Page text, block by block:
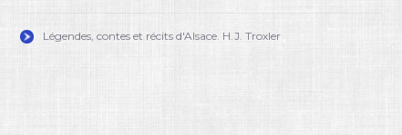
Légendes, contes et récits d'Alsace. H.J. Troxler